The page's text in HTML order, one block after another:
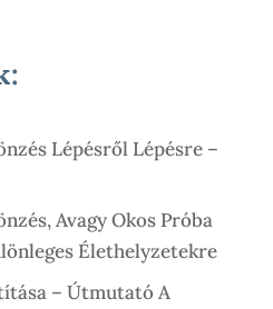
Lépésről Lépésre –
Avagy Okos Próba
Élethelyzetekre
– Útmutató A